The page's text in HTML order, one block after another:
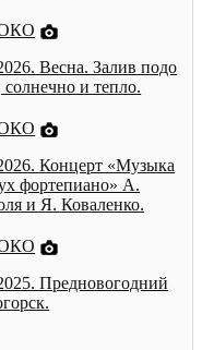
Весна. Залив подо
солнечно и тепло.
Концерт «Музыка
фортепиано» А.
и Я. Коваленко.
Предновогодний